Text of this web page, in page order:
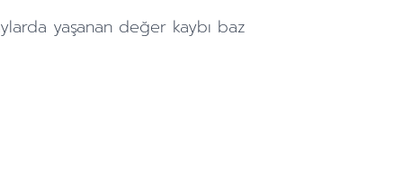
yaşanan değer kaybı baz